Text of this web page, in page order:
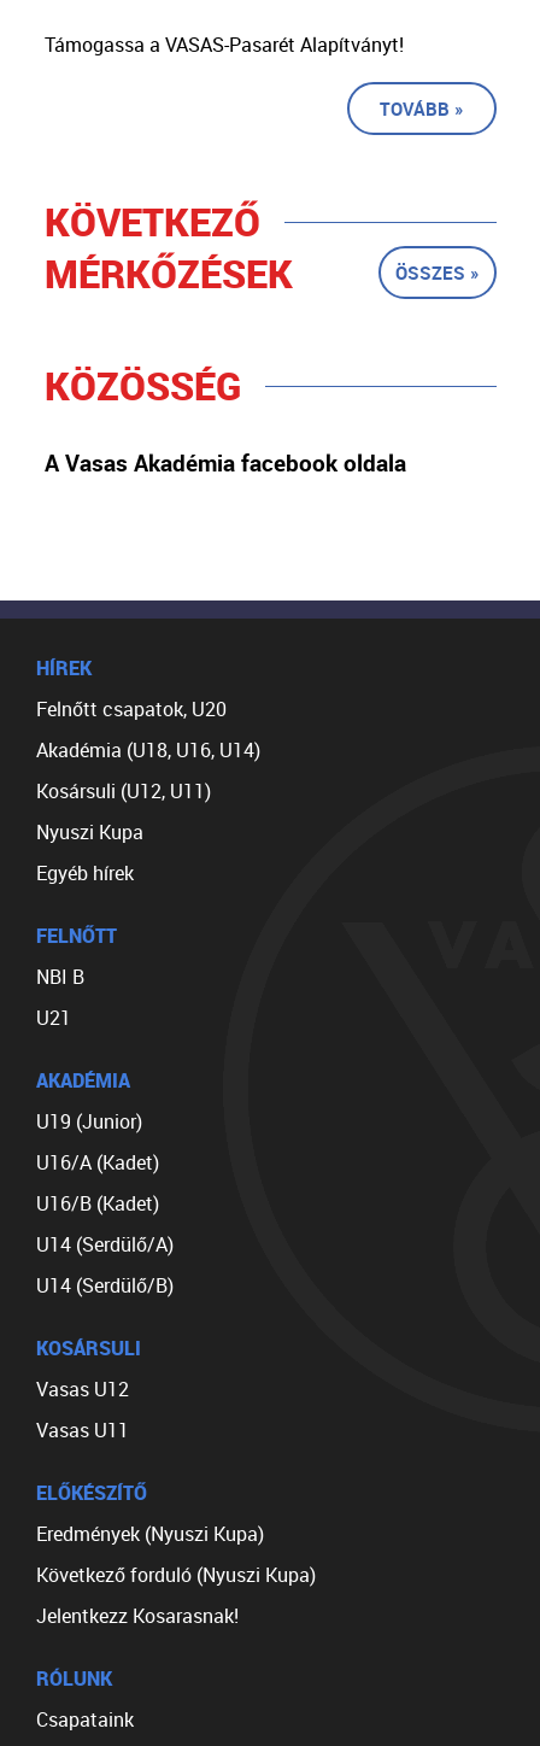
Támogassa a VASAS-Pasarét Alapítványt!
TOVÁBB »
KÖVETKEZŐ
MÉRKŐZÉSEK
ÖSSZES »
KÖZÖSSÉG
A Vasas Akadémia facebook oldala
HÍREK
Felnőtt csapatok, U20
Akadémia (U18, U16, U14)
Kosársuli (U12, U11)
Nyuszi Kupa
Egyéb hírek
FELNŐTT
NBI B
U21
AKADÉMIA
U19 (Junior)
U16/A (Kadet)
U16/B (Kadet)
U14 (Serdülő/A)
U14 (Serdülő/B)
KOSÁRSULI
Vasas U12
Vasas U11
ELŐKÉSZÍTŐ
Eredmények (Nyuszi Kupa)
Következő forduló (Nyuszi Kupa)
Jelentkezz Kosarasnak!
RÓLUNK
Csapataink